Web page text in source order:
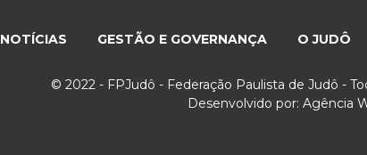
NOTÍCIAS GESTÃO E GOVERNANÇA O JUDÔ
© 2022 - FPJudô - Federação Paulista de Judô -
Desenvolvido por: Agência